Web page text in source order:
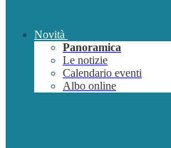
Novità
Panoramica
Le notizie
Calendario eventi
Albo online